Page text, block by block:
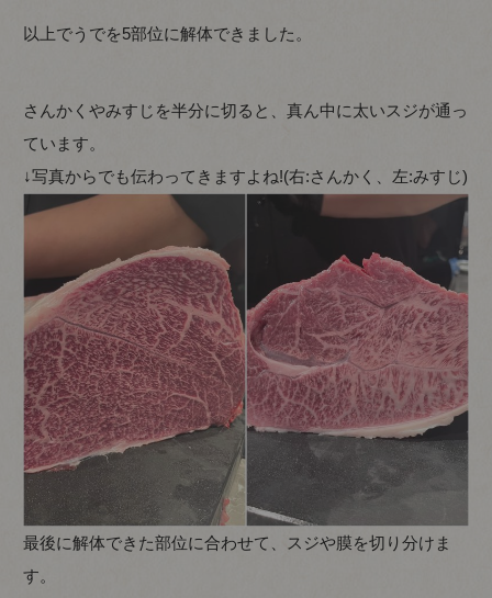
以上でうでを5部位に解体できました。
さんかくやみすじを半分に切ると、真ん中に太いスジが通っ
ています。
↓写真からでも伝わってきますよね!(右:さんかく、左:みすじ)
最後に解体できた部位に合わせて、スジや膜を切り分けま
す。